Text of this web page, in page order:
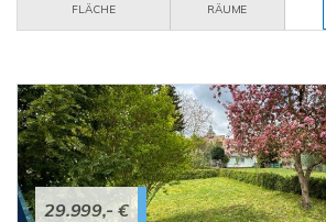
FLÄCHE
RÄUME
29.999,- €